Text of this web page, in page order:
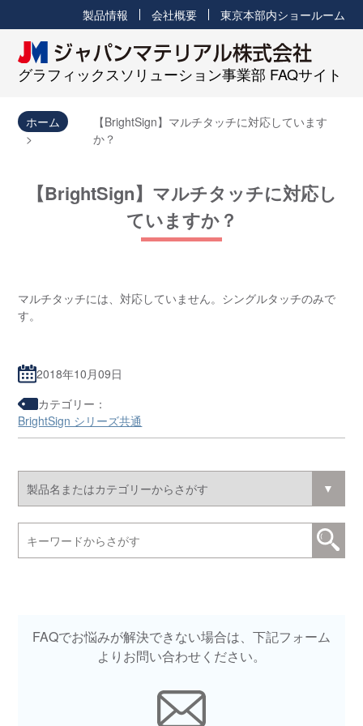
グラフィックスソリューション事業部 FAQサイト
製品情報 会社概要 東京本部内ショールーム
ホーム
【BrightSign】マルチタッチに対応しています
か？
【BrightSign】マルチタッチに対応し
ていますか？
マルチタッチには、対応していません。シングルタッチのみで
す。
2018年10月09日
カテゴリー：
BrightSign シリーズ共通
FAQでお悩みが解決できない場合は、下記フォーム
よりお問い合わせください。